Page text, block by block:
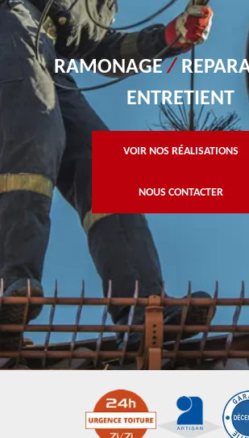
RAMONAGE/
ENTRETIENT
VOIR NOS RÉALISATIONS
NOUS CONTACTER